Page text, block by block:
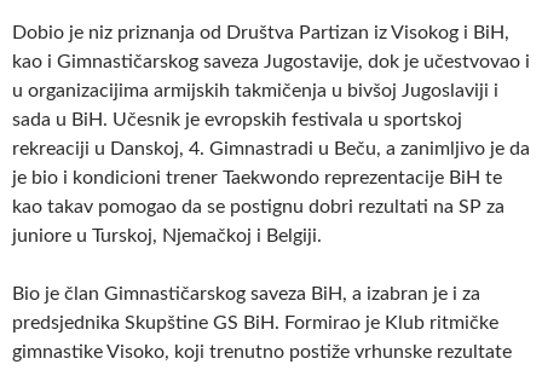
Dobio je niz priznanja od Društva Partizan iz Visokog i BiH,
kao i Gimnastičarskog saveza Jugostavije, dok je učestvovao i
u organizacijima armijskih takmičenja u bivšoj Jugoslaviji i
sada u BiH. Učesnik je evropskih festivala u sportskoj
rekreaciji u Danskoj, 4. Gimnastradi u Beču, a zanimljivo je da
je bio i kondicioni trener Taekwondo reprezentacije BiH te
kao takav pomogao da se postignu dobri rezultati na SP za
juniore u Turskoj, Njemačkoj i Belgiji.
Bio je član Gimnastičarskog saveza BiH, a izabran je i za
predsjednika Skupštine GS BiH. Formirao je Klub ritmičke
gimnastike Visoko, koji trenutno postiže vrhunske rezultate